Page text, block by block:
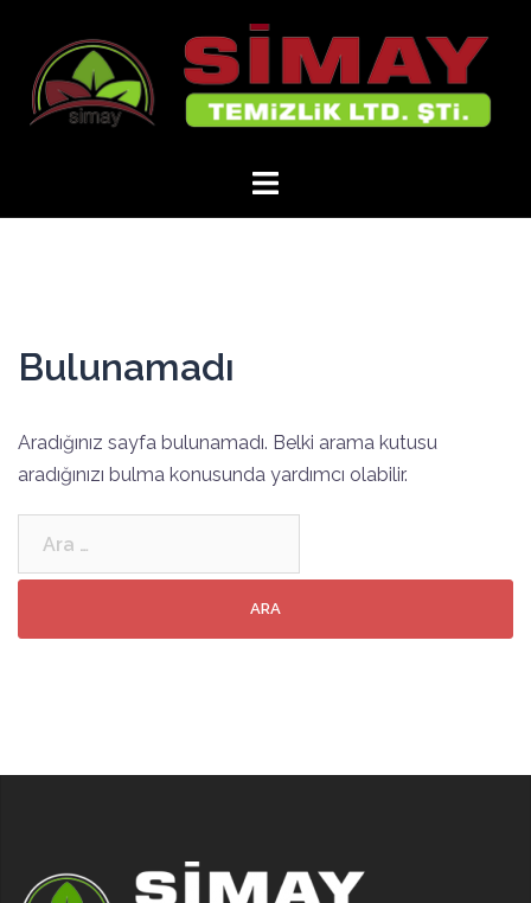
Bulunamadı
Aradığınız sayfa bulunamadı. Belki arama kutusu
aradığınızı bulma konusunda yardımcı olabilir.